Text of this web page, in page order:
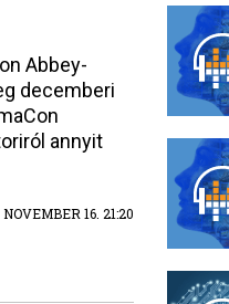
Abbey-
decemberi
annyit
16. 21:20